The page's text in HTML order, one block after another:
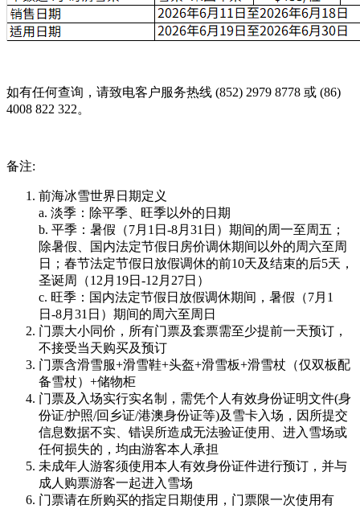
如有任何查询，请致电客户服务热线 (852) 2979 8778 或 (86)
4008 822 322。
备注:
前海冰雪世界日期定义
a. 淡季：除平季、旺季以外的日期
b. 平季：暑假（7月1日-8月31日）期间的周一至周五；
除暑假、国内法定节假日房价调休期间以外的周六至周
日；春节法定节假日放假调休的前10天及结束的后5天，
圣诞周（12月19日-12月27日）
c. 旺季：国内法定节假日放假调休期间，暑假（7月1
日-8月31日）期间的周六至周日
门票大小同价，所有门票及套票需至少提前一天预订，
不接受当天购买及预订
门票含滑雪服+滑雪鞋+头盔+滑雪板+滑雪杖（仅双板配
备雪杖）+储物柜
门票及入场实行实名制，需凭个人有效身份证明文件(身
份证/护照/回乡证/港澳身份证等)及雪卡入场，因所提交
信息数据不实、错误所造成无法验证使用、进入雪场或
任何损失的，均由游客本人承担
未成年人游客须使用本人有效身份证件进行预订，并与
成人购票游客一起进入雪场
门票请在所购买的指定日期使用，门票限一次使用有